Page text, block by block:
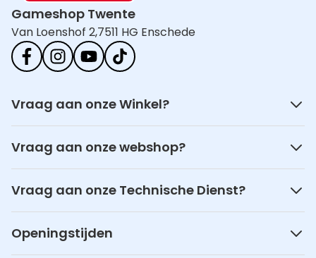
Gameshop Twente
Van Loenshof 2,7511 HG Enschede
Vraag aan onze Winkel?
Vraag aan onze webshop?
Vraag aan onze Technische Dienst?
Openingstijden